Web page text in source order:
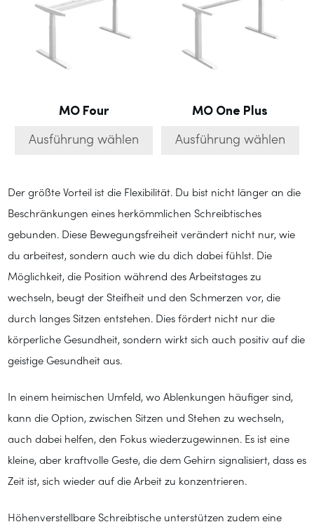
MO Four
Ausführung wählen
mehrere
der
gewählt
MO One Plus
Ausführung wählen
mehrere
der
gewählt
Der größte Vorteil ist die Flexibilität. Du bist nicht länger an die
Beschränkungen eines herkömmlichen Schreibtisches
gebunden. Diese Bewegungsfreiheit verändert nicht nur, wie
du arbeitest, sondern auch wie du dich dabei fühlst. Die
Möglichkeit, die Position während des Arbeitstages zu
wechseln, beugt der Steifheit und den Schmerzen vor, die
durch langes Sitzen entstehen. Dies fördert nicht nur die
körperliche Gesundheit, sondern wirkt sich auch positiv auf die
geistige Gesundheit aus.
In einem heimischen Umfeld, wo Ablenkungen häufiger sind,
kann die Option, zwischen Sitzen und Stehen zu wechseln,
auch dabei helfen, den Fokus wiederzugewinnen. Es ist eine
kleine, aber kraftvolle Geste, die dem Gehirn signalisiert, dass es
Zeit ist, sich wieder auf die Arbeit zu konzentrieren.
Höhenverstellbare Schreibtische unterstützen zudem eine